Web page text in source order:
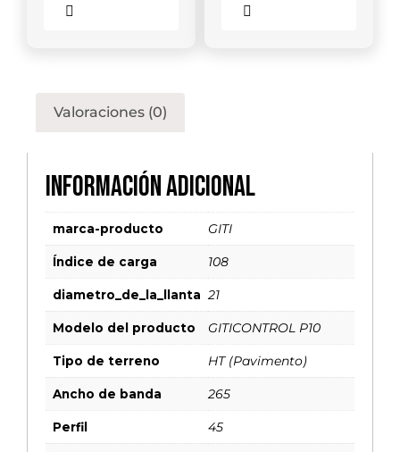
Valoraciones (0)
Información adicional
marca-producto GITI
Índice de carga 108
diametro_de_la_llanta 21
Modelo del producto GITICONTROL P10
Tipo de terreno HT (Pavimento)
Ancho de banda 265
Perfil 45